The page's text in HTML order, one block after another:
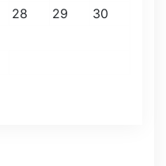
28 29
30